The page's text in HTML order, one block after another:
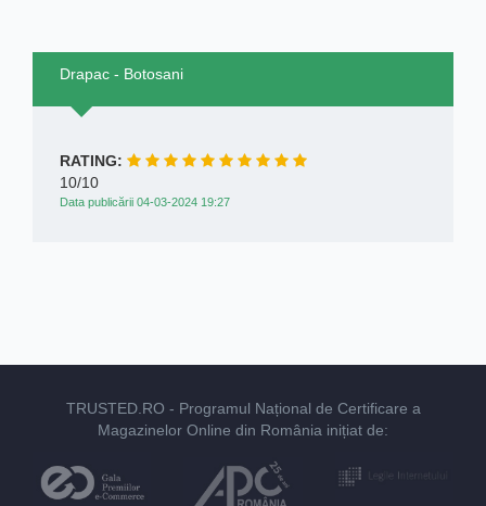
Drapac - Botosani
RATING:
10/10
Data publicării 04-03-2024 19:27
TRUSTED.RO - Programul Național de Certificare a
Magazinelor Online din România inițiat de: